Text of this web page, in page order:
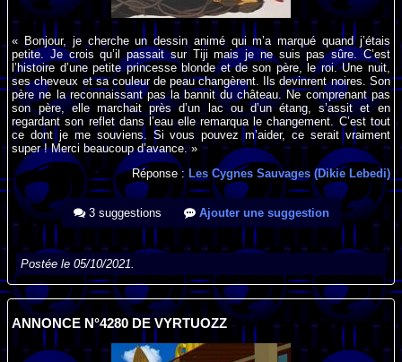
« Bonjour, je cherche un dessin animé qui m’a marqué quand j’étais
petite. Je crois qu’il passait sur Tiji mais je ne suis pas sûre. C’est
l’histoire d’une petite princesse blonde et de son père, le roi. Une nuit,
ses cheveux et sa couleur de peau changèrent. Ils devinrent noires. Son
père ne la reconnaissant pas la bannit du château. Ne comprenant pas
son père, elle marchait près d’un lac ou d’un étang, s’assit et en
regardant son reflet dans l’eau elle remarqua le changement. C’est tout
ce dont je me souviens. Si vous pouvez m’aider, ce serait vraiment
super ! Merci beaucoup d’avance. »
Réponse : Les Cygnes Sauvages (Dikie Lebedi)
3 suggestions Ajouter une suggestion
Postée le 05/10/2021.
ANNONCE N°4280 DE VYRTUOZZ